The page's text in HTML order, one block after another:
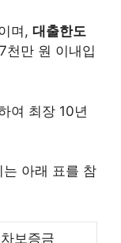
며, 대출한도
천만 원 이내입
여 최장 10년
아래 표를 참
보증금